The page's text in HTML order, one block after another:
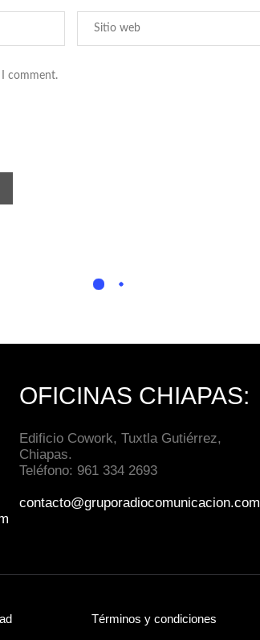
comment.
OFICINAS CHIAPAS:
Edificio Cowork, Tuxtla Gutiérrez,
Chiapas.
Teléfono: 961 334 2693
contacto@gruporadiocomunicacion.com
Términos y condiciones